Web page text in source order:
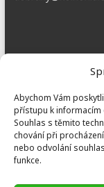
Abychom Vám
přístupu k informacím
Souhlas s těmito
chování při
nebo odvolání
funkce.
Nebílovy 36,
prusiny@koinonia.cz